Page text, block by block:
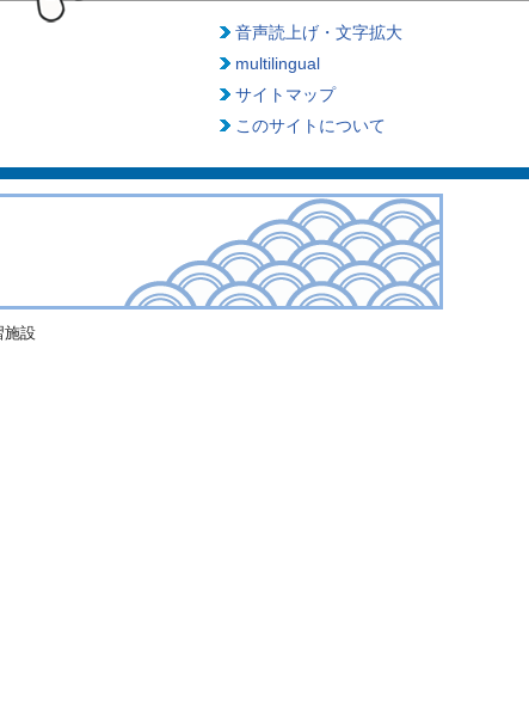
音声読上げ・文字拡大
multilingual
サイトマップ
このサイトについて
施設